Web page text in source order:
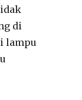
di
lampu